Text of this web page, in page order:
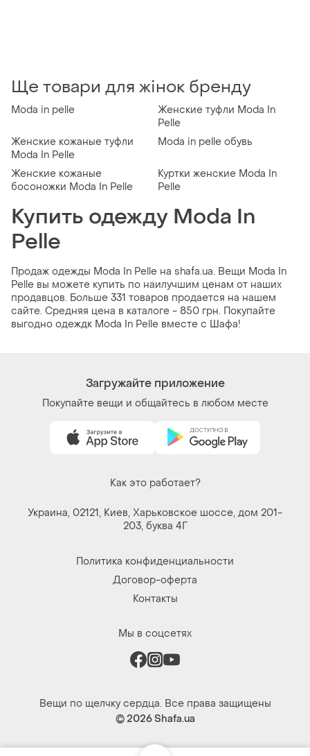
Ще товари для жінок бренду
Moda in pelle
Женские туфли Moda In
Pelle
Женские кожаные туфли
Moda In Pelle
Moda in pelle обувь
Женские кожаные
босоножки Moda In Pelle
Куртки женские Moda In
Pelle
Купить одежду Moda In
Pelle
Продаж одежды Moda In Pelle на shafa.ua. Вещи Moda In
Pelle вы можете купить по наилучшим ценам от наших
продавцов. Больше 331 товаров продается на нашем
сайте. Средняя цена в каталоге - 850 грн. Покупайте
выгодно одеждк Moda In Pelle вместе с Шафа!
Загружайте приложение
Покупайте вещи и общайтесь в любом месте
Как это работает?
Украина, 02121, Киев, Харьковское шоссе, дом 201-
203, буква 4Г
Политика конфиденциальности
Договор-оферта
Контакты
Мы в соцсетях
Вещи по щелчку сердца. Все права защищены
© 2026Shafa.ua